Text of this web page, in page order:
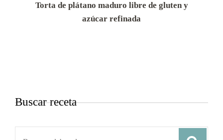
Torta de plátano maduro libre de gluten y
azúcar refinada
Buscar receta